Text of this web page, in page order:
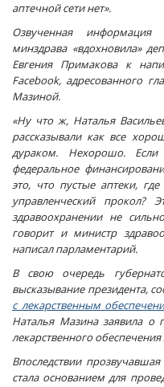
аптечной сети нет».
Озвученная информация
минздрава «вдохновила»
Евгения Примакова к
Facebook, адресованного
Мазиной.
«Ну что ж, Наталья
рассказывали как все
дураком. Нехорошо.
федеральное
это, что пустые аптеки,
управленческий
здравоохранении не
говорит и министр
написал парламентарий.
В свою очередь
высказывание президента,
с лекарственным
Наталья Мазина заявила о
лекарственного
Впоследствии
стала основанием для